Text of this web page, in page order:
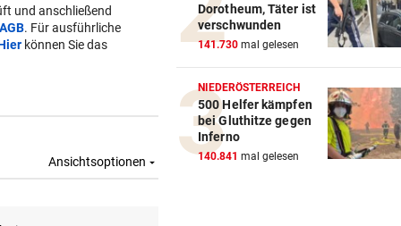
und anschließend
AGB. Für ausführliche
können Sie das
Strittiger Kanzler-Sager:
er recht hat …
TOPSPIELERIN
„Salzburg war für mich die
Wahl“
WM-TEAMCHEF STINKSAUER
Dorotheum, Täter ist
verschwunden
141.730 mal gelesen
NIEDERÖSTERREICH
500 Helfer kämpfen
bei Gluthitze gegen
Inferno
140.841 mal gelesen